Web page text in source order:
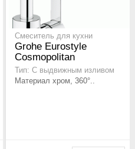
Смеситель для кухни
Grohe Eurostyle
Cosmopolitan
Тип: С выдвижным изливом
Материал хром, 360°..